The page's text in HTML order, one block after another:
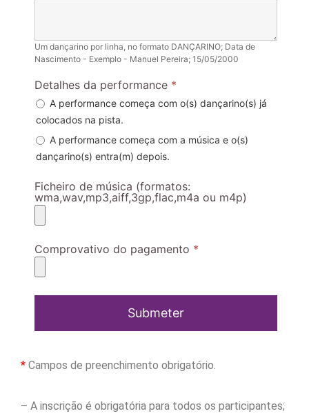
Um dançarino por linha, no formato DANÇARINO; Data de
Nascimento - Exemplo - Manuel Pereira; 15/05/2000
Detalhes da performance *
A performance começa com o(s) dançarino(s) já
colocados na pista.
A performance começa com a música e o(s)
dançarino(s) entra(m) depois.
Ficheiro de música (formatos:
wma,wav,mp3,aiff,3gp,flac,m4a ou m4p)
Comprovativo do pagamento *
Submeter
* Campos de preenchimento obrigatório.
– A inscrição é obrigatória para todos os participantes;